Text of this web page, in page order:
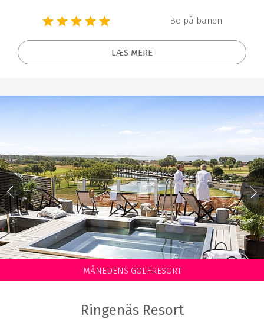
VIS BANER/HOTELLER ( 591 )
Bo på banen
LÆS MERE
MÅNEDENS GOLFRESORT
Ringenäs Resort